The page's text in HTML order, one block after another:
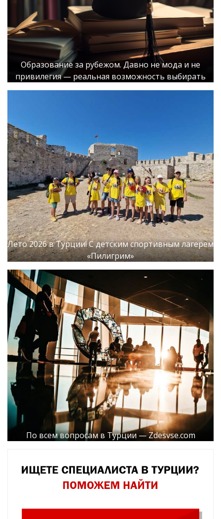
Образование за рубежом. Давно не мода и не
привилегия — реальная возможность выбирать
Лето 2026 в Турции! С детским спортивным лагерем
«Пилигрим»
По всем вопросам в Турции — Zdesvse.com